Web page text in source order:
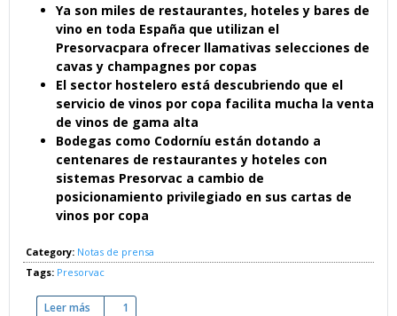
Ya son miles de restaurantes, hoteles y bares de
vino en toda España que utilizan el
Presorvacpara ofrecer llamativas selecciones de
cavas y champagnes por copas
El sector hostelero está descubriendo que el
servicio de vinos por copa facilita mucha la venta
de vinos de gama alta
Bodegas como Codorníu están dotando a
centenares de restaurantes y hoteles con
sistemas Presorvac a cambio de
posicionamiento privilegiado en sus cartas de
vinos por copa
Category: Notas de prensa
Tags: Presorvac
Leer más sobre Presorvac - El primer sistema de conservación
1